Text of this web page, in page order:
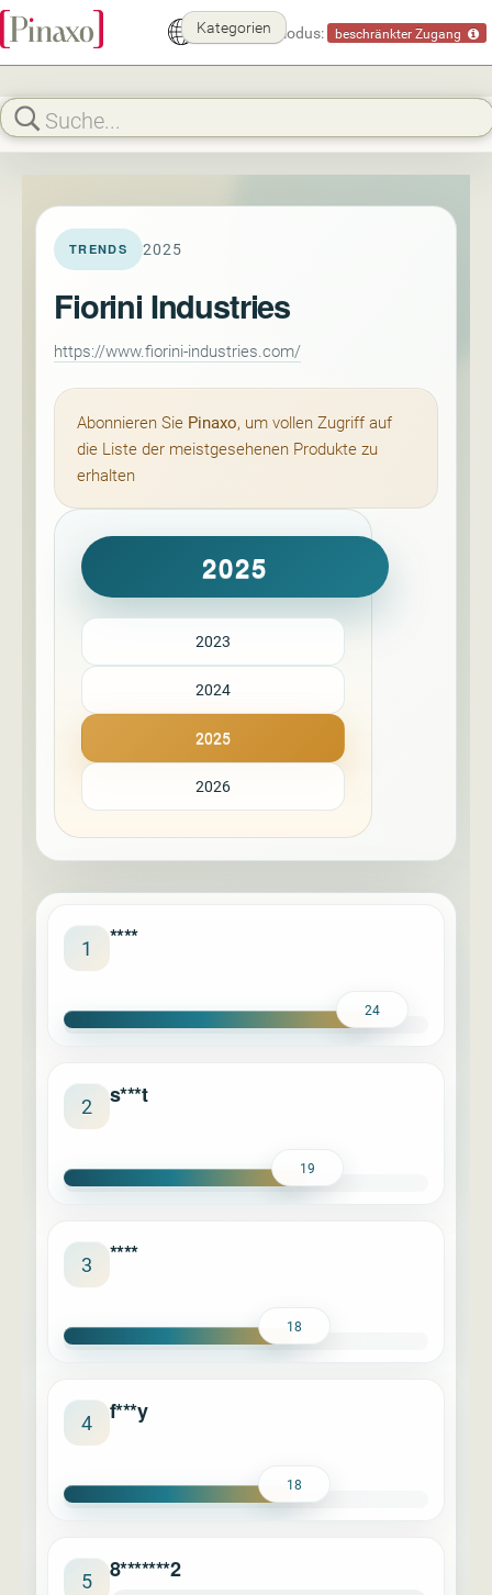
Demomodus: beschränkter Zugang
Kategorien
TRENDS 2025
Fiorini Industries
https://www.fiorini-industries.com/
Abonnieren Sie Pinaxo, um vollen Zugriff auf
die Liste der meistgesehenen Produkte zu
erhalten
2025
2023
2024
2025
2026
1 ****
24
2 s***t
19
3 ****
18
4 f***y
18
5 8*******2